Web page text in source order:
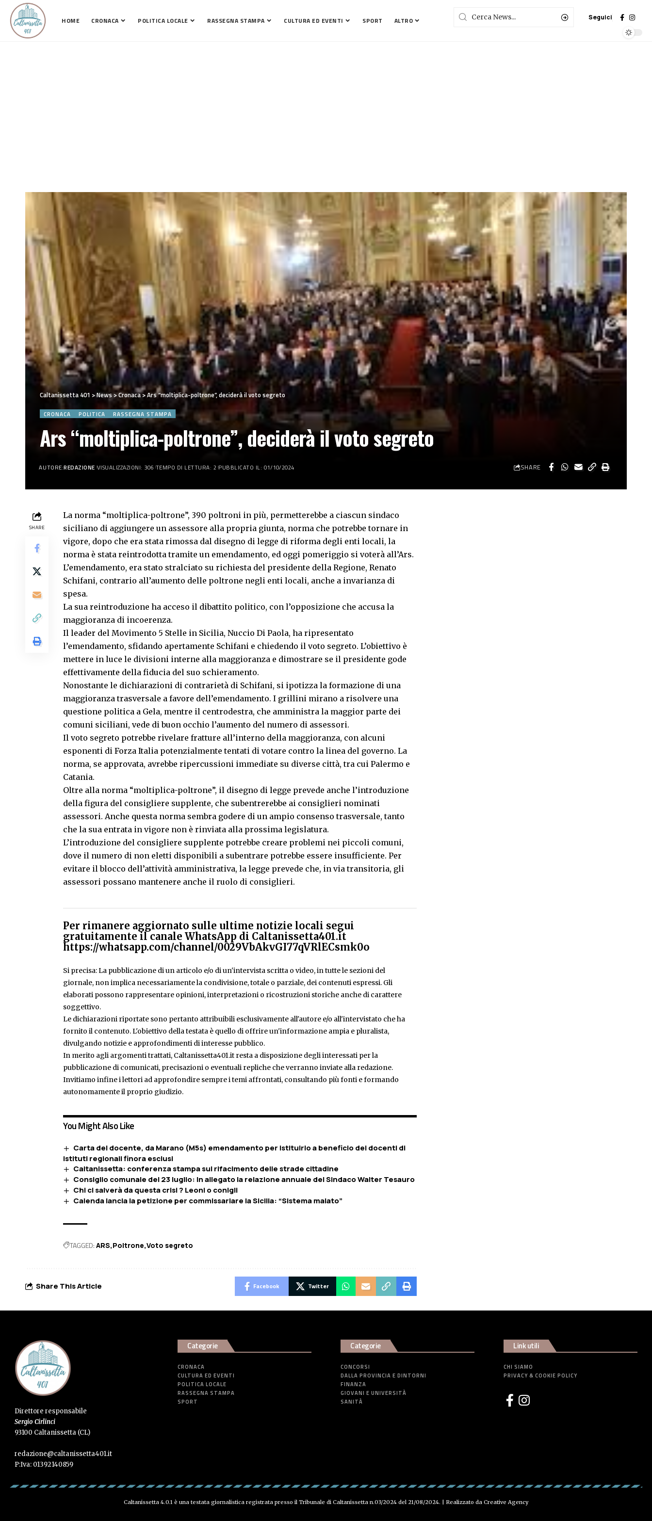
HOME CRONACA POLITICA LOCALE RASSEGNA STAMPA CULTURA ED EVENTI SPORT ALTRO Seguici
Caltanissetta 401 >News>Cronaca>Ars “moltiplica-poltrone”, deciderà il voto segreto
CRONACA POLITICA RASSEGNA STAMPA
Ars “moltiplica-poltrone”, deciderà il voto segreto
AUTORE:REDAZIONE VISUALIZZAZIONI: 306 TEMPO DI LETTURA: 2 PUBBLICATO IL: 01/10/2024 SHARE
SHARE
La norma “moltiplica-poltrone”, 390 poltroni in più, permetterebbe a ciascun sindaco
siciliano di aggiungere un assessore alla propria giunta, norma che potrebbe tornare in
vigore, dopo che era stata rimossa dal disegno di legge di riforma degli enti locali, la
norma è stata reintrodotta tramite un emendamento, ed oggi pomeriggio si voterà all’Ars.
L’emendamento, era stato stralciato su richiesta del presidente della Regione, Renato
Schifani, contrario all’aumento delle poltrone negli enti locali, anche a invarianza di
spesa.
La sua reintroduzione ha acceso il dibattito politico, con l’opposizione che accusa la
maggioranza di incoerenza.
Il leader del Movimento 5 Stelle in Sicilia, Nuccio Di Paola, ha ripresentato
l’emendamento, sfidando apertamente Schifani e chiedendo il voto segreto. L’obiettivo è
mettere in luce le divisioni interne alla maggioranza e dimostrare se il presidente gode
effettivamente della fiducia del suo schieramento.
Nonostante le dichiarazioni di contrarietà di Schifani, si ipotizza la formazione di una
maggioranza trasversale a favore dell’emendamento. I grillini mirano a risolvere una
questione politica a Gela, mentre il centrodestra, che amministra la maggior parte dei
comuni siciliani, vede di buon occhio l’aumento del numero di assessori.
Il voto segreto potrebbe rivelare fratture all’interno della maggioranza, con alcuni
esponenti di Forza Italia potenzialmente tentati di votare contro la linea del governo. La
norma, se approvata, avrebbe ripercussioni immediate su diverse città, tra cui Palermo e
Catania.
Oltre alla norma “moltiplica-poltrone”, il disegno di legge prevede anche l’introduzione
della figura del consigliere supplente, che subentrerebbe ai consiglieri nominati
assessori. Anche questa norma sembra godere di un ampio consenso trasversale, tanto
che la sua entrata in vigore non è rinviata alla prossima legislatura.
L’introduzione del consigliere supplente potrebbe creare problemi nei piccoli comuni,
dove il numero di non eletti disponibili a subentrare potrebbe essere insufficiente. Per
evitare il blocco dell’attività amministrativa, la legge prevede che, in via transitoria, gli
assessori possano mantenere anche il ruolo di consiglieri.
Per rimanere aggiornato sulle ultime notizie locali segui
gratuitamente il canale WhatsApp di Caltanissetta401.it
https://whatsapp.com/channel/0029VbAkvGI77qVRlECsmk0o
Si precisa: La pubblicazione di un articolo e/o di un'intervista scritta o video, in tutte le sezioni del
giornale, non implica necessariamente la condivisione, totale o parziale, dei contenuti espressi. Gli
elaborati possono rappresentare opinioni, interpretazioni o ricostruzioni storiche anche di carattere
soggettivo.
Le dichiarazioni riportate sono pertanto attribuibili esclusivamente all'autore e/o all'intervistato che ha
fornito il contenuto. L'obiettivo della testata è quello di offrire un'informazione ampia e pluralista,
divulgando notizie e approfondimenti di interesse pubblico.
In merito agli argomenti trattati, Caltanissetta401.it resta a disposizione degli interessati per la
pubblicazione di comunicati, precisazioni o eventuali repliche che verranno inviate alla redazione.
Invitiamo infine i lettori ad approfondire sempre i temi affrontati, consultando più fonti e formando
autonomamente il proprio giudizio.
You Might Also Like
Carta del docente, da Marano (M5s) emendamento per istituirlo a beneficio dei docenti di
istituti regionali finora esclusi
Caltanissetta: conferenza stampa sul rifacimento delle strade cittadine
Consiglio comunale del 23 luglio: In allegato la relazione annuale del Sindaco Walter Tesauro
Chi ci salverà da questa crisi ? Leoni o conigli
Calenda lancia la petizione per commissariare la Sicilia: “Sistema malato”
TAGGED: ARS Poltrone Voto segreto
Share This Article Facebook Twitter
Direttore responsabile
Sergio Cirlinci
93100 Caltanissetta (CL)
redazione@caltanissetta401.it
P:Iva: 01392140859
Categorie
CRONACA
CULTURA ED EVENTI
POLITICA LOCALE
RASSEGNA STAMPA
SPORT
Categorie
CONCORSI
DALLA PROVINCIA E DINTORNI
FINANZA
GIOVANI E UNIVERSITÀ
SANITÀ
Link utili
CHI SIAMO
PRIVACY & COOKIE POLICY
Caltanissetta 4.0.1 è una testata giornalistica registrata presso il Tribunale di Caltanissetta n.03/2024 del 21/08/2024. | Realizzato da Creative Agency